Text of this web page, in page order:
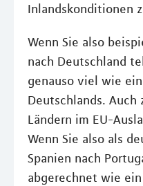
Inlandskonditionen
Wenn Sie also
nach Deutschland
genauso viel wie
Deutschlands.
Ländern im EU-
Wenn Sie also als
Spanien nach
abgerechnet wie